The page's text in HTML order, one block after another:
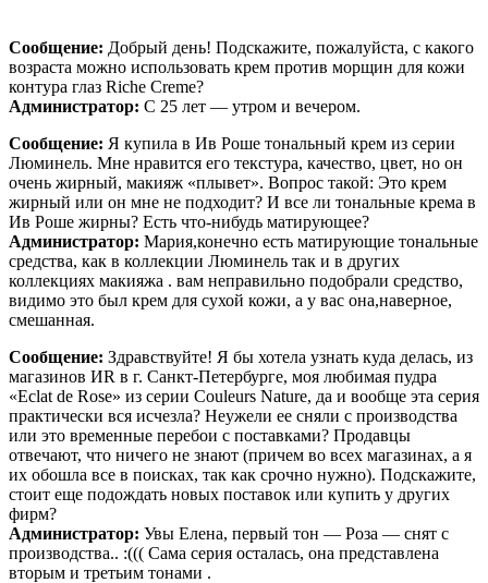
Сообщение: Добрый день! Подскажите, пожалуйста, с какого
возраста можно использовать крем против морщин для кожи
контура глаз Riche Creme?
Администратор: С 25 лет — утром и вечером.
Сообщение: Я купила в Ив Роше тональный крем из серии
Люминель. Мне нравится его текстура, качество, цвет, но он
очень жирный, макияж «плывет». Вопрос такой: Это крем
жирный или он мне не подходит? И все ли тональные крема в
Ив Роше жирны? Есть что-нибудь матирующее?
Администратор: Мария,конечно есть матирующие тональные
средства, как в коллекции Люминель так и в других
коллекциях макияжа . вам неправильно подобрали средство,
видимо это был крем для сухой кожи, а у вас она,наверное,
смешанная.
Сообщение: Здравствуйте! Я бы хотела узнать куда делась, из
магазинов ИR в г. Санкт-Петербурге, моя любимая пудра
«Eclat de Rose» из серии Couleurs Nature, да и вообще эта серия
практически вся исчезла? Неужели ее сняли с производства
или это временные перебои с поставками? Продавцы
отвечают, что ничего не знают (причем во всех магазинах, а я
их обошла все в поисках, так как срочно нужно). Подскажите,
стоит еще подождать новых поставок или купить у других
фирм?
Администратор: Увы Елена, первый тон — Роза — снят с
производства.. :((( Сама серия осталась, она представлена
вторым и третьим тонами .